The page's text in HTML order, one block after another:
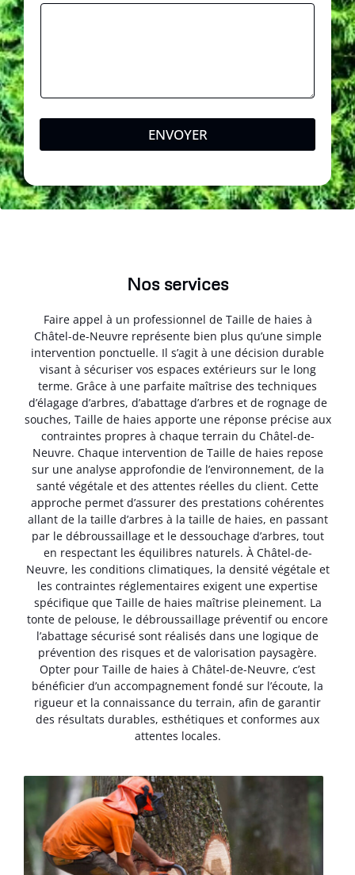
p
h
o
n
ENVOYER
Nos services
Faire appel à un professionnel de Taille de haies à
Châtel-de-Neuvre représente bien plus qu’une simple
intervention ponctuelle. Il s’agit à une décision durable
visant à sécuriser vos espaces extérieurs sur le long
terme. Grâce à une parfaite maîtrise des techniques
d’élagage d’arbres, d’abattage d’arbres et de rognage de
souches, Taille de haies apporte une réponse précise aux
contraintes propres à chaque terrain du Châtel-de-
Neuvre. Chaque intervention de Taille de haies repose
sur une analyse approfondie de l’environnement, de la
santé végétale et des attentes réelles du client. Cette
approche permet d’assurer des prestations cohérentes
allant de la taille d’arbres à la taille de haies, en passant
par le débroussaillage et le dessouchage d’arbres, tout
en respectant les équilibres naturels. À Châtel-de-
Neuvre, les conditions climatiques, la densité végétale et
les contraintes réglementaires exigent une expertise
spécifique que Taille de haies maîtrise pleinement. La
tonte de pelouse, le débroussaillage préventif ou encore
l’abattage sécurisé sont réalisés dans une logique de
prévention des risques et de valorisation paysagère.
Opter pour Taille de haies à Châtel-de-Neuvre, c’est
bénéficier d’un accompagnement fondé sur l’écoute, la
rigueur et la connaissance du terrain, afin de garantir
des résultats durables, esthétiques et conformes aux
attentes locales.